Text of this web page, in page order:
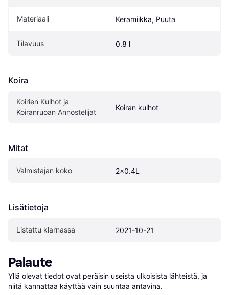
Materiaali Keramiikka, Puuta
Tilavuus 0.8 l
Koira
Koirien Kulhot ja
Koiranruoan Annostelijat
Koiran kulhot
Mitat
Valmistajan koko 2x0.4L
Lisätietoja
Listattu klarnassa 2021-10-21
Palaute
Yllä olevat tiedot ovat peräisin useista ulkoisista lähteistä, ja
niitä kannattaa käyttää vain suuntaa antavina.